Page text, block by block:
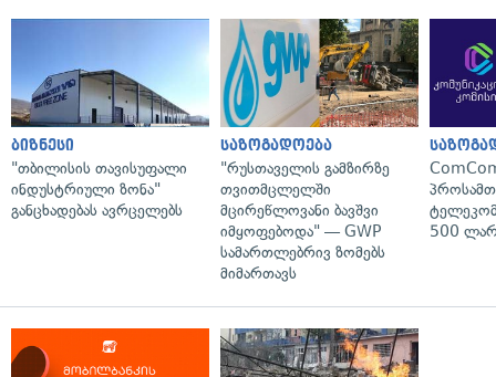
ბიზნესი
"თბილისის თავისუფალი
ინდუსტრიული ზონა"
განცხადებას ავრცელებს
საზოგადოება
"რუსთაველის გამზირზე
თვითმცლელში
მცირეწლოვანი ბავშვი
იმყოფებოდა" — GWP
სამართლებრივ ზომებს
მიმართავს
500